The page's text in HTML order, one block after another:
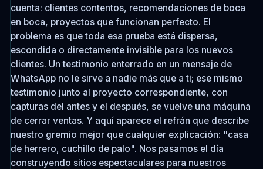
cuenta: clientes contentos, recomendaciones de boca
en boca, proyectos que funcionan perfecto. El
problema es que toda esa prueba está dispersa,
escondida o directamente invisible para los nuevos
clientes. Un testimonio enterrado en un mensaje de
WhatsApp no le sirve a nadie más que a ti; ese mismo
testimonio junto al proyecto correspondiente, con
capturas del antes y el después, se vuelve una máquina
de cerrar ventas. Y aquí aparece el refrán que describe
nuestro gremio mejor que cualquier explicación: "casa
de herrero, cuchillo de palo". Nos pasamos el día
construyendo sitios espectaculares para nuestros